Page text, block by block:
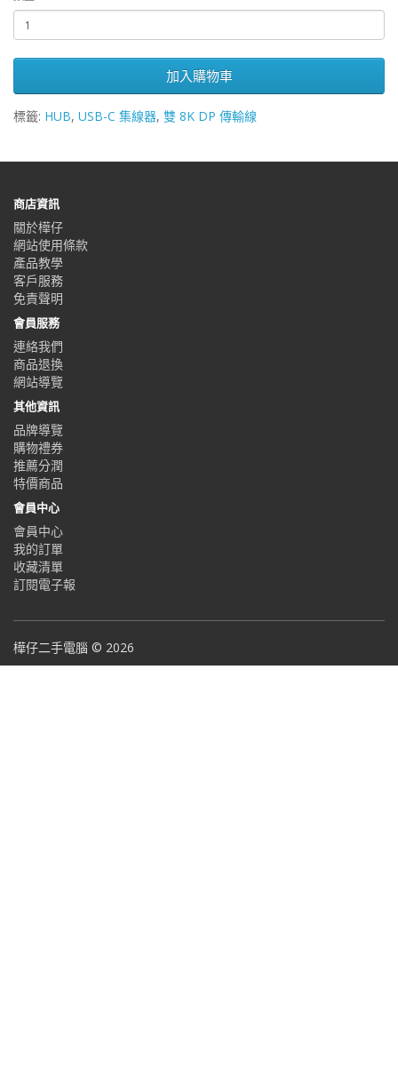
加入購物車
標籤: HUB, USB-C 集線器, 雙 8K DP 傳輸線
商店資訊
關於樺仔
網站使用條款
產品教學
客戶服務
免責聲明
會員服務
連絡我們
商品退換
網站導覽
其他資訊
品牌導覽
購物禮券
推薦分潤
特價商品
會員中心
會員中心
我的訂單
收藏清單
訂閱電子報
樺仔二手電腦 © 2026